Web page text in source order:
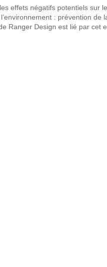
effets négatifs potentiels sur
: prévention
Ranger Design est lié par